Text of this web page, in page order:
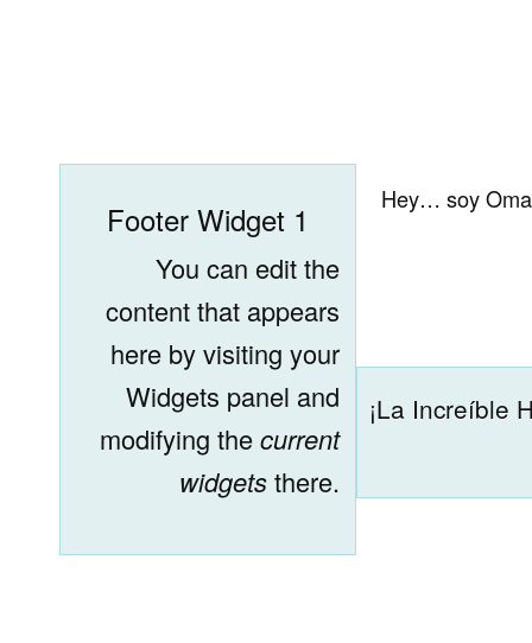
Footer Widget 1
You can edit the
content that appears
here by visiting your
Widgets panel and
modifying thecurrent
widgetsthere.
Hey… soy
¡La Increíble